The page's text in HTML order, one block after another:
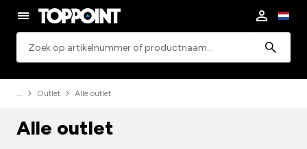
Outlet Alle outlet
Alle outlet